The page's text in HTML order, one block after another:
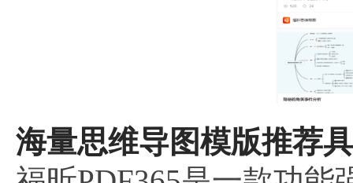
海量思维导图模版推荐